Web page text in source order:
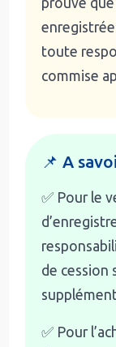
toute
commise
📌 A
✅ Pour le
de cession
✅ Pour